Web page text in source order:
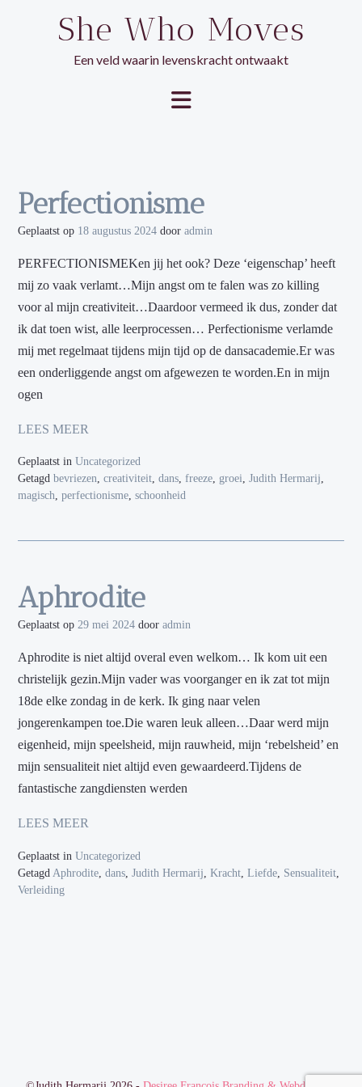
She Who Moves
Een veld waarin levenskracht ontwaakt
Perfectionisme
Geplaatst op 18 augustus 2024 door admin
PERFECTIONISMEKen jij het ook? Deze ‘eigenschap’ heeft
mij zo vaak verlamt…Mijn angst om te falen was zo killing
voor al mijn creativiteit…Daardoor vermeed ik dus, zonder dat
ik dat toen wist, alle leerprocessen… Perfectionisme verlamde
mij met regelmaat tijdens mijn tijd op de dansacademie.Er was
een onderliggende angst om afgewezen te worden.En in mijn
ogen
LEES MEER
Geplaatst in Uncategorized
Getagd bevriezen, creativiteit, dans, freeze, groei, Judith Hermarij,
magisch, perfectionisme, schoonheid
Aphrodite
Geplaatst op 29 mei 2024 door admin
Aphrodite is niet altijd overal even welkom… Ik kom uit een
christelijk gezin.Mijn vader was voorganger en ik zat tot mijn
18de elke zondag in de kerk. Ik ging naar velen
jongerenkampen toe.Die waren leuk alleen…Daar werd mijn
eigenheid, mijn speelsheid, mijn rauwheid, mijn ‘rebelsheid’ en
mijn sensualiteit niet altijd even gewaardeerd.Tijdens de
fantastische zangdiensten werden
LEES MEER
Geplaatst in Uncategorized
Getagd Aphrodite, dans, Judith Hermarij, Kracht, Liefde, Sensualiteit,
Verleiding